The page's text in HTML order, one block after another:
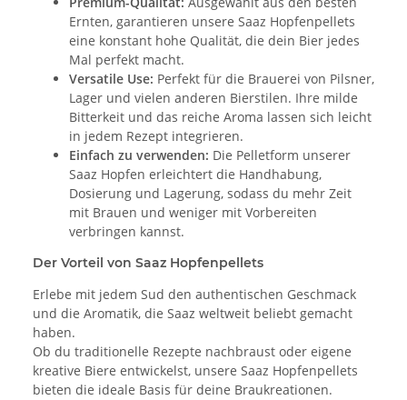
Ernten, garantieren unsere Saaz Hopfenpellets
eine konstant hohe Qualität, die dein Bier jedes
Mal perfekt macht.
Versatile Use: Perfekt für die Brauerei von Pilsner,
Lager und vielen anderen Bierstilen. Ihre milde
Bitterkeit und das reiche Aroma lassen sich leicht
in jedem Rezept integrieren.
Einfach zu verwenden: Die Pelletform unserer
Saaz Hopfen erleichtert die Handhabung,
Dosierung und Lagerung, sodass du mehr Zeit
mit Brauen und weniger mit Vorbereiten
verbringen kannst.
Der Vorteil von Saaz Hopfenpellets
Erlebe mit jedem Sud den authentischen Geschmack
und die Aromatik, die Saaz weltweit beliebt gemacht
haben.
Ob du traditionelle Rezepte nachbraust oder eigene
kreative Biere entwickelst, unsere Saaz Hopfenpellets
bieten die ideale Basis für deine Braukreationen.